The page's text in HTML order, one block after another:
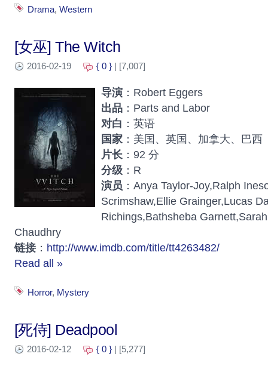
Drama, Western
[女巫] The Witch
2016-02-19 { 0 } | [7,007]
导演 ：Robert Eggers
出品 ：Parts and Labor
对白 ：英语
国家 ：美国、英国、加拿大、巴西
片长 ：92 分
分级 ：R
演员 ：Anya Taylor-Joy,Ralph
Scrimshaw,Ellie Grainger,Lucas
Richings,Bathsheba
Chaudhry
链接 ： http://www.imdb.com/title/tt4263482/
Read all »
Horror, Mystery
[死侍] Deadpool
2016-02-12 { 0 } | [5,277]